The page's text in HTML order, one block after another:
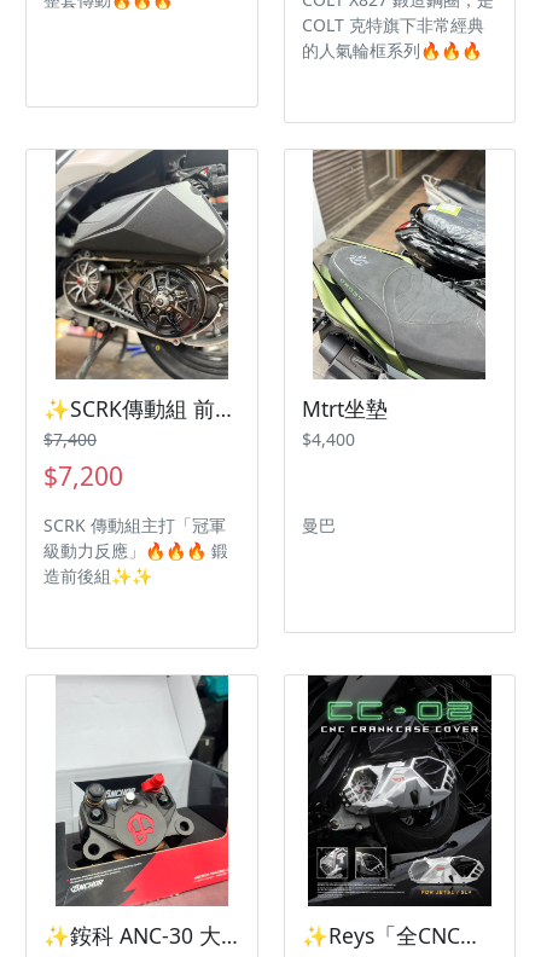
COLT 克特旗下非常經典
的人氣輪框系列🔥🔥🔥
✨SCRK傳動組 前組後組 三陽機車 SYM Drg2代 曼巴✨
$7,400
$7,200
SCRK 傳動組主打「冠軍
級動力反應」🔥🔥🔥 鍛
造前後組✨✨
Mtrt坐墊
$4,400
曼巴
✨銨科 ANC-30 大螃蟹後卡鉗三陽機車 SYM Drg2代 曼巴✨ ✨Reys「全CNC一體成型傳動蓋」 三陽機車 SYM Drg2代 曼巴✨ 後蓋可選色❗️